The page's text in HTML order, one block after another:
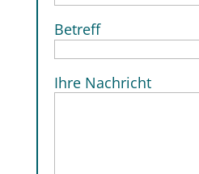
Betreff
Ihre Nachricht